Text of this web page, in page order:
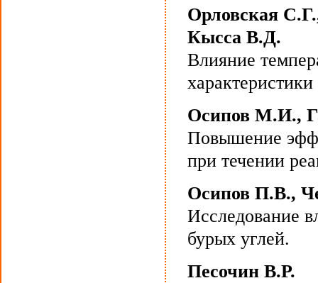
Орловская
Кысса В.Д.
Влияние
Осипов М.И.,
Повышение
при течении
Осипов П.В.,
Исследование
бурых углей.
Песочин В.Р.